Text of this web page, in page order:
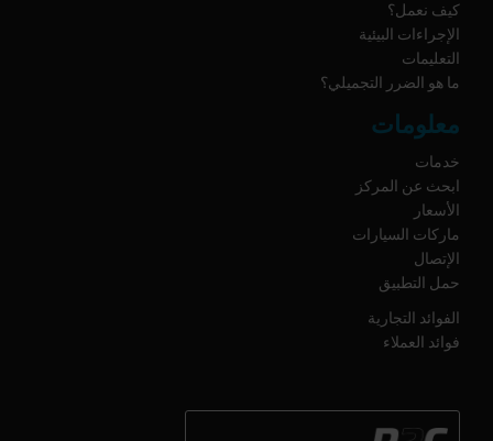
كيف نعمل؟
الإجراءات البيئية
التعليمات
ما هو الضرر التجميلي؟
معلومات
خدمات
ابحث عن المركز
الأسعار
ماركات السيارات
الإتصال
حمل التطبيق
الفوائد التجارية
فوائد العملاء